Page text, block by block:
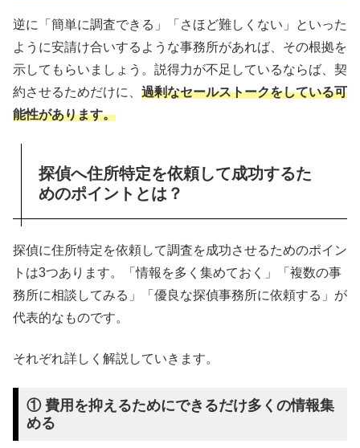
逆に「簡単に調査できる」「さほど難しくない」といった
ように安請け合いするような事務所があれば、その根拠を
示してもらいましょう。説得力が不足しているならば、契
約させるためだけに、 過剰なセールストークをしている可
能性があります。
探偵へ住所特定を依頼して成功するた
めのポイントとは？
探偵に住所特定を依頼して調査を成功させるためのポイン
トは3つあります。「情報を多く集めておく」「複数の事
務所に相談してみる」「優良な探偵事務所に依頼する」が
代表的なものです。
それぞれ詳しく解説していきます。
① 費用を抑えるためにできるだけ多くの情報集
める